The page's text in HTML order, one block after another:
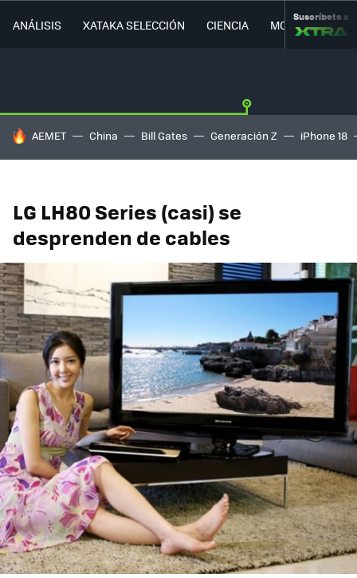
ANÁLISIS XATAKA SELECCIÓN CIENCIA MOVILIDAD
Suscríbete a
HOY SE HABLA DE
AEMET China Bill Gates Generación Z iPhone 18
LG LH80 Series (casi) se
desprenden de cables